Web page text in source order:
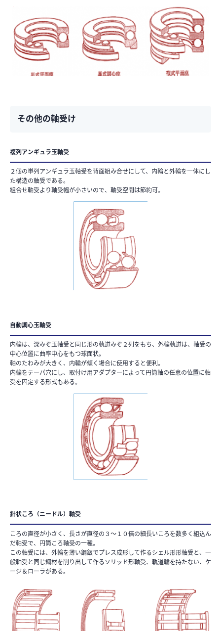
その他の軸受け
複列アンギュラ玉軸受
２個の単列アンギュラ玉軸受を背面組み合せにして、内輪と外輪を一体にし
た構造の軸受である。
組合せ軸受より軸受幅が小さいので、軸受空間は節約可。
自動調心玉軸受
内輪は、深みぞ玉軸受と同じ形の軌道みぞ２列をもち、外輪軌道は、軸受の
中心位置に曲率中心をもつ球面状。
軸のたわみが大きく、内輪が傾く場合に使用すると便利。
内輪をテーパ穴にし、取付け用アダプターによって円筒軸の任意の位置に軸
受を固定する形式もある。
針状ころ（ニードル）軸受
ころの直径が小さく、長さが直径の３～１０倍の細長いころを数多く組込ん
だ軸受で、円筒ころ軸受の一種。
この軸受には、外輪を薄い鋼鈑でプレス成形して作るシェル形形軸受と、一
般軸受と同じ鋼材を削り出して作るソリッド形軸受、軌道輪を持たない、ケ
ージ＆ローラがある。